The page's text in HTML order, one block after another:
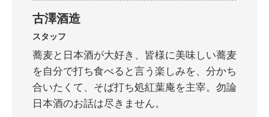
古澤酒造
スタッフ
蕎麦と日本酒が大好き、皆様に美味しい蕎麦
を自分で打ち食べると言う楽しみを、分かち
合いたくて、そば打ち処紅葉庵を主宰。勿論
日本酒のお話は尽きません。